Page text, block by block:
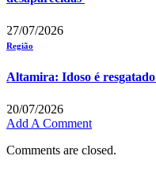
27/07/2026
Região
Altamira: Idoso é
20/07/2026
Add A Comment
Comments are closed.